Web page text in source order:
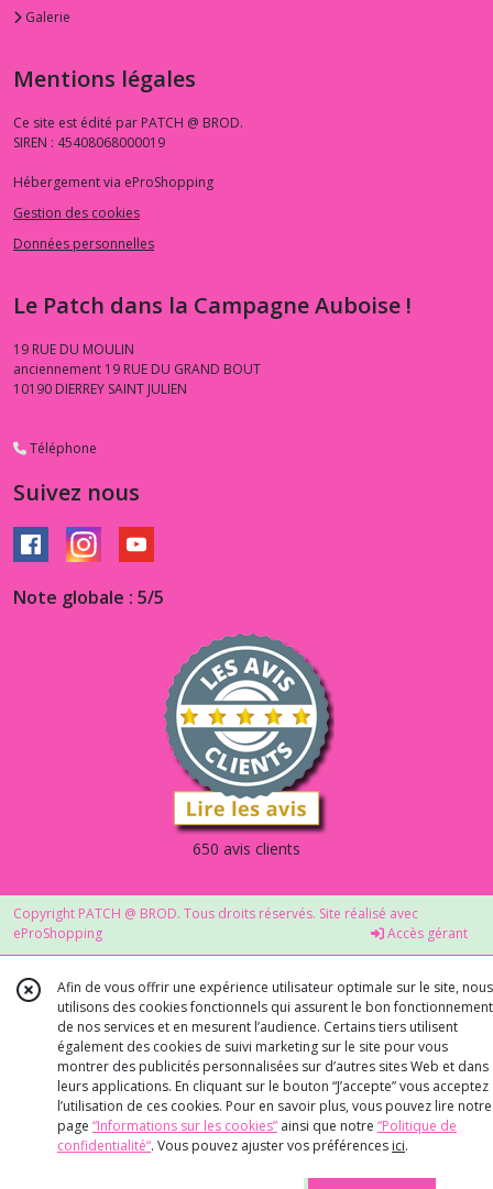
Galerie
Mentions légales
Ce site est édité par PATCH @ BROD.
SIREN : 45408068000019
Hébergement via eProShopping
Gestion des cookies
Données personnelles
Le Patch dans la Campagne Auboise !
19 RUE DU MOULIN
anciennement 19 RUE DU GRAND BOUT
10190 DIERREY SAINT JULIEN
Téléphone
Suivez nous
Note globale : 5/5
650 avis clients
Copyright PATCH @ BROD. Tous droits réservés. Site réalisé avec
eProShopping
Accès gérant
Afin de vous offrir une expérience utilisateur optimale sur le site, nous
utilisons des cookies fonctionnels qui assurent le bon fonctionnement
de nos services et en mesurent l’audience. Certains tiers utilisent
également des cookies de suivi marketing sur le site pour vous
montrer des publicités personnalisées sur d’autres sites Web et dans
leurs applications. En cliquant sur le bouton “J’accepte” vous acceptez
l’utilisation de ces cookies. Pour en savoir plus, vous pouvez lire notre
page “Informations sur les cookies” ainsi que notre “Politique de
confidentialité“. Vous pouvez ajuster vos préférences ici.